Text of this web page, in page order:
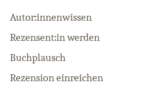
Autor:innenwissen
Rezensent:in werden
Buchplausch
Rezension einreichen